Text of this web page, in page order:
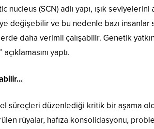
(SCN) adlı yapı, ışık
değişebilir ve bu nedenle bazı insanlar
daha verimli çalışabilir. Genetik
yaptı.
süreçleri düzenlediği kritik bir aşama
rüyalar, hafıza konsolidasyonu,